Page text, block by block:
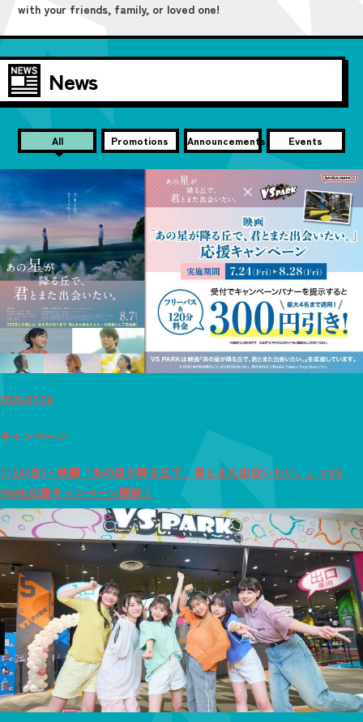
with your friends, family, or loved one!
News
All Promotions Announcements Events
2026.07.24
キャンペーン
7/24(金)～映画『あの星が降る丘で、君とまた出会いたい。』×VS
PARK応援キャンペーン開催！